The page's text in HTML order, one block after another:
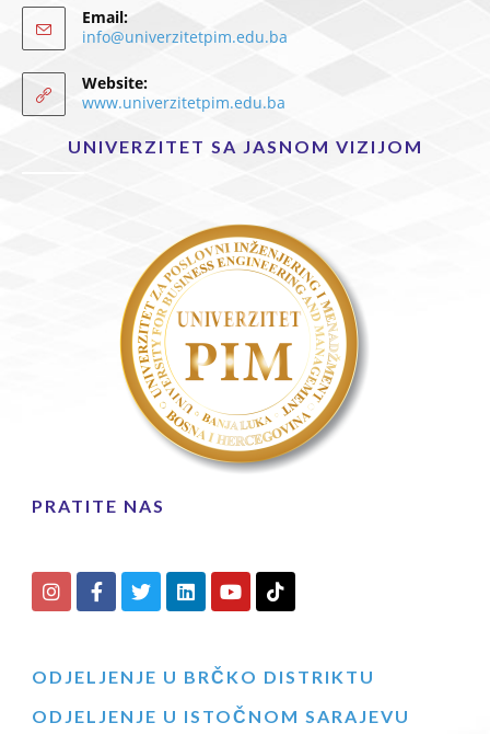
Email:
info@univerzitetpim.edu.ba
Website:
www.univerzitetpim.edu.ba
UNIVERZITET SA JASNOM VIZIJOM
PRATITE NAS
ODJELJENJE U BRČKO DISTRIKTU
ODJELJENJE U ISTOČNOM SARAJEVU